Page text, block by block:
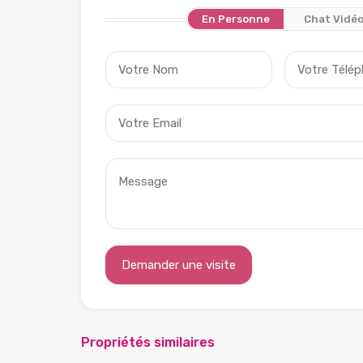
En Personne Chat Vidéo
Propriétés similaires